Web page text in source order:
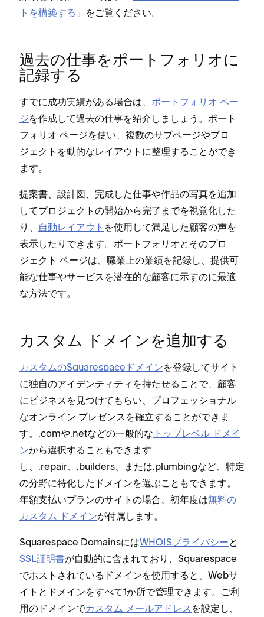
トを構築する ⁠」をご覧ください⁠。
過去の仕事をポ⁠ートフ⁠ォリオに
記録する
すでに成功実績がある場合は⁠、 ポ⁠ートフ⁠ォリオ ペ⁠ー
ジを作成して過去の仕事を紹介しまし⁠ょう⁠。ポ⁠ート
フ⁠ォリオ ペ⁠ージを使い⁠、複数のサブペ⁠ージやプロ
ジ⁠ェクトを動的なレイアウトに整理することができ
ます⁠。
提案書⁠、設計図⁠、完成した仕事や作品の写真を追加
してプロジ⁠ェクトの開始から完了までを視覚化した
り⁠、 自動レイアウト を使用して満足した顧客の声を
表示したりできます⁠。ポ⁠ートフ⁠ォリオとそのプロ
ジ⁠ェクト ペ⁠ージは⁠、職業上の業績を記録し⁠、提供可
能な仕事やサ⁠ービスを潜在的な顧客に示すのに最適
な方法です⁠。
カスタム ドメインを追加する
カスタムのSquarespaceドメインを登録してサイト
に独自のアイデンテ⁠ィテ⁠ィを持たせることで⁠、顧客
にビジネスを見つけてもらい⁠、プロフ⁠ェ⁠ッシ⁠ョナル
なオンライン プレゼンスを確立することができま
す⁠。⁠.comや⁠.netなどの一般的な ト⁠ップレベル ドメイ
ンから選択することもできます
し⁠、⁠.repair⁠、⁠.builders⁠、または⁠.plumbingなど⁠、特定
の分野に特化したドメインを選ぶこともできます⁠。
年額支払いプランのサイトの場合⁠、初年度は無料の
カスタム ドメインが付属します⁠。
Squarespace DomainsにはWHOISプライバシ⁠ーと
SSL証明書が自動的に含まれており⁠、Squarespace
でホストされているドメインを使用すると⁠、Webサ
イトとドメインをすべて1か所で管理できます⁠。ご利
用のドメインでカスタム メ⁠ールアドレス を設定し⁠、